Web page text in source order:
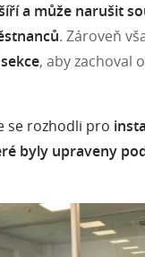
a může narušit
. Zároveň
, aby zachoval
se rozhodli pro
byly upraveny